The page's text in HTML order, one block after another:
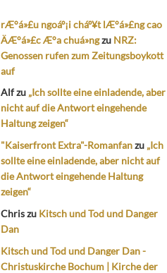
rÆ°á»£u ngoáº¡i cháº¥t lÆ°á»£ng cao
ÄÆ°á»£c Æ°a chuá»ngzu NRZ:
Genossen rufen zum Zeitungsboykott
auf
Alfzu „Ich sollte eine einladende, aber
nicht auf die Antwort eingehende
Haltung zeigen“
"Kaiserfront Extra"-Romanfanzu „Ich
sollte eine einladende, aber nicht auf
die Antwort eingehende Haltung
zeigen“
Chriszu Kitsch und Tod und Danger
Dan
Kitsch und Tod und Danger Dan -
Christuskirche Bochum | Kirche der